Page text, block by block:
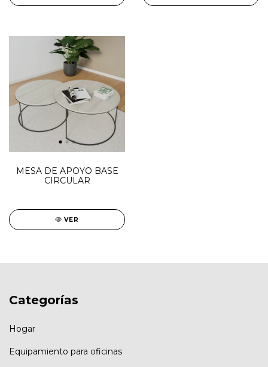
MESA DE APOYO BASE
CIRCULAR
VER
Categorías
Hogar
Equipamiento para oficinas